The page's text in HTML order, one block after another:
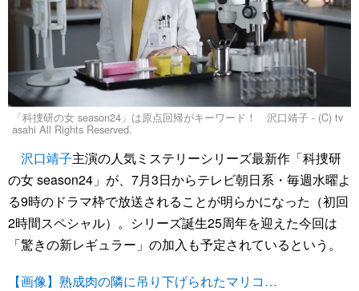
「科捜研の女 season24」は原点回帰がキーワード！ 沢口靖子 - (C) tv
asahi All Rights Reserved.
沢口靖子主演の人気ミステリーシリーズ最新作「科捜研
の女 season24」が、7月3日からテレビ朝日系・毎週水曜よ
る9時のドラマ枠で放送されることが明らかになった（初回
2時間スペシャル）。シリーズ誕生25周年を迎えた今回は
「驚きの新レギュラー」の加入も予定されているという。
【画像】熟成肉の隣に吊り下げられたマリコ…